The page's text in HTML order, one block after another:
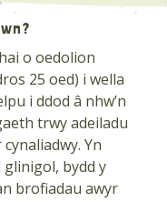
o oedolion
25 oed) i wella
i ddod â nhw’n
trwy adeiladu
Yn
glinigol, bydd y
brofiadau awyr